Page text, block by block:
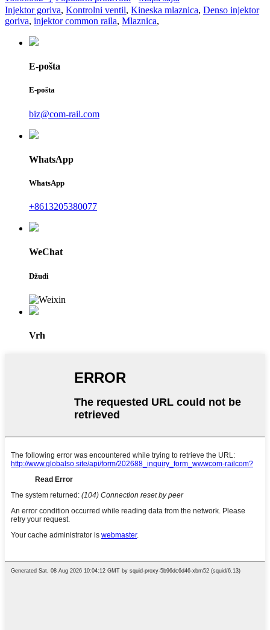
Injektor goriva, Kontrolni ventil, Kineska mlaznica, Denso injektor
goriva, injektor common raila, Mlaznica,
E-pošta
E-pošta
biz@com-rail.com
WhatsApp
WhatsApp
+8613205380077
WeChat
Džudi
Vrh